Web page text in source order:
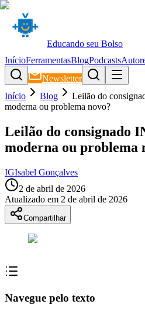
Educando seu Bolso
InícioFerramentasBlogPodcasts
Newsletter
Início
Blog
Leilão do
moderna ou problema novo?
Leilão do consignado
moderna ou problema
IGIsabel Gonçalves
2 de abril de 2026
Atualizado em 2 de abril de 2026
Compartilhar
Navegue pelo texto